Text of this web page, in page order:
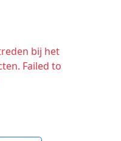
bij het
Failed to